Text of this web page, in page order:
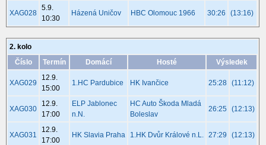
XAG028
5.9.
10:30
Házená Uničov HBC Olomouc 1966 30:26 (13:16)
2. kolo
Číslo
Termín Domácí Hosté Výsledek
XAG029
12.9.
15:00
1.HC Pardubice HK Ivančice 25:28 (11:12)
XAG030
12.9.
17:00
ELP Jablonec
n.N.
HC Auto Škoda Mladá
Boleslav
26:25 (12:13)
XAG031
12.9.
17:00
HK Slavia Praha 1.HK Dvůr Králové n.L. 27:29 (12:13)